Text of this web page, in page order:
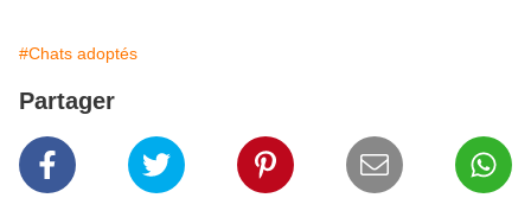
#Chats adoptés
Partager